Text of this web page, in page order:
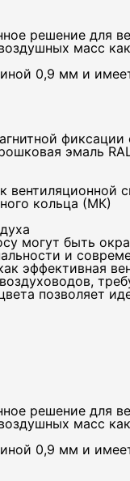
решение для
масс
0,9 мм и
эмаль
вентиляционной
кольца (МК)
могут быть
и
эффективная
позволяет
решение для
масс
0,9 мм и